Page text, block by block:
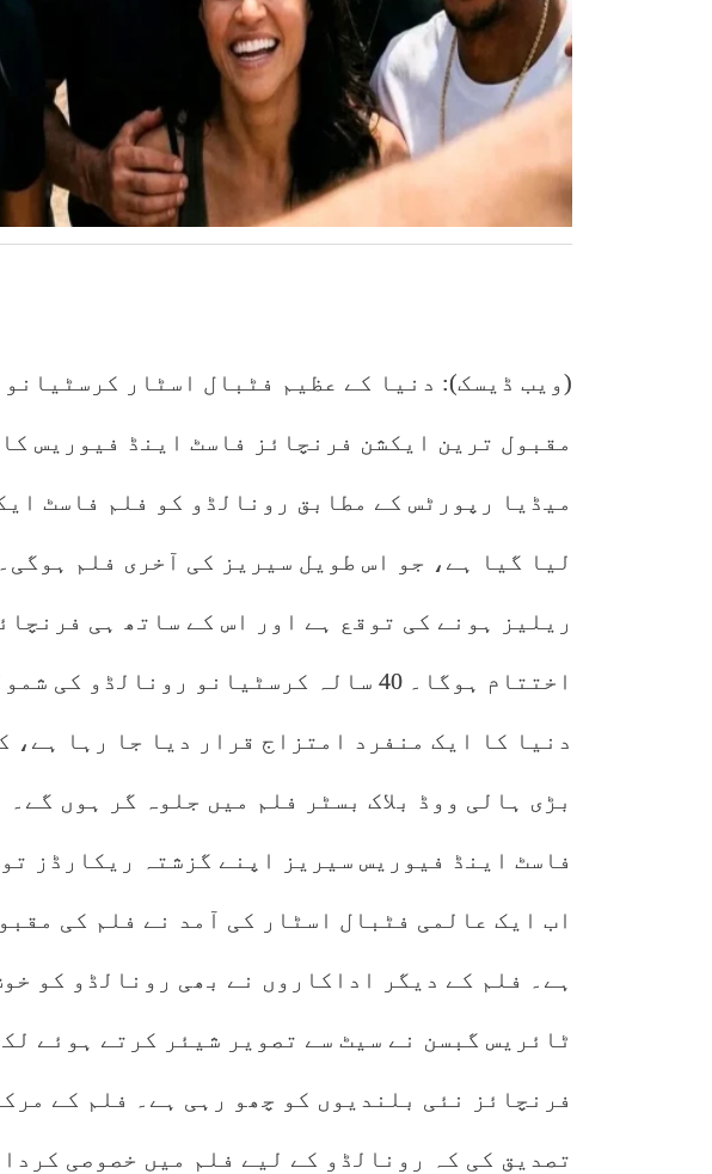
(ویب ڈیسک): دنیا کے عظیم فٹبال اسٹار
مقبول ترین ایکشن فرنچائز فاسٹ اینڈ فیوریس
ریلیز ہونے کی توقع ہے اور اس کے ساتھ ہی
اختتام ہوگا۔ 40 سالہ کرسٹیانو
دنیا کا ایک منفرد امتزاج قرار دیا جا رہا ہے،
بڑی ہالی ووڈ بلاک بسٹر فلم میں جلوہ گر ہوں گے۔
فاسٹ اینڈ فیوریس سیریز اپنے گزشتہ ریکارڈز
اب ایک عالمی فٹبال اسٹار کی آمد نے فلم کی
ہے۔ فلم کے دیگر اداکاروں نے بھی رونالڈو کو
ٹائریس گبسن نے سیٹ سے تصویر شیئر کرتے ہوئے
فرنچائز نئی بلندیوں کو چھو رہی ہے۔ فلم کے
تصدیق کی کہ رونالڈو کے لیے فلم میں خصوصی